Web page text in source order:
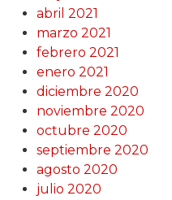
abril 2021
marzo 2021
febrero 2021
enero 2021
diciembre 2020
noviembre 2020
octubre 2020
septiembre 2020
agosto 2020
julio 2020